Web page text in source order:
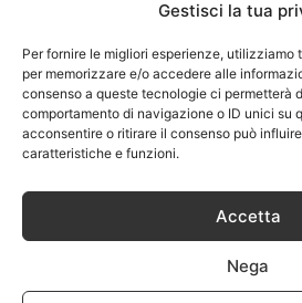
Gestisci la tua
Per fornire le migliori esperienze,
per memorizzare e/o accedere alle
consenso a queste tecnologie ci permetterà
comportamento di navigazione o ID unici su
acconsentire o ritirare il consenso può
caratteristiche e funzioni.
Accetta
Nega